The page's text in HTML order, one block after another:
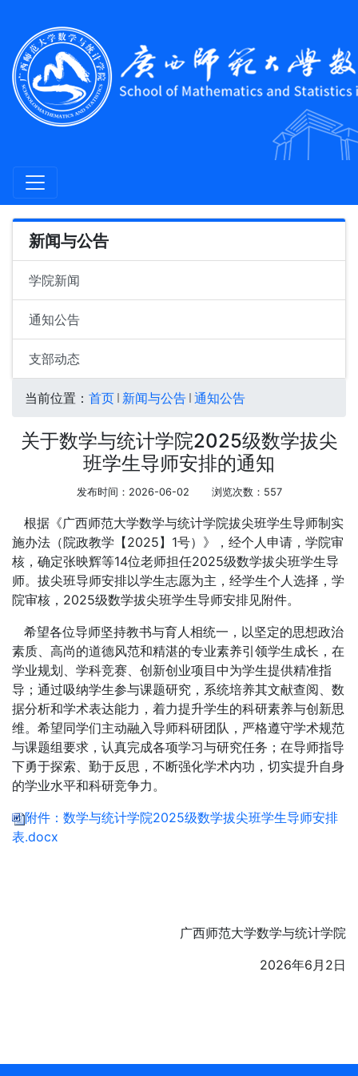
新闻与公告
学院新闻
通知公告
支部动态
当前位置： 首页 新闻与公告 通知公告
关于数学与统计学院2025级数学拔尖
班学生导师安排的通知
发布时间：2026-06-02 浏览次数： 557
根据《广西师范大学数学与统计学院拔尖班学生导师制实
施办法（院政教学【2025】1号）》，经个人申请，学院审
核，确定张映辉等14位老师担任2025级数学拔尖班学生导
师。拔尖班导师安排以学生志愿为主，经学生个人选择，学
院审核，2025级数学拔尖班学生导师安排见附件。
希望各位导师坚持教书与育人相统一，以坚定的思想政治
素质、高尚的道德风范和精湛的专业素养引领学生成长，在
学业规划、学科竞赛、创新创业项目中为学生提供精准指
导；通过吸纳学生参与课题研究，系统培养其文献查阅、数
据分析和学术表达能力，着力提升学生的科研素养与创新思
维。希望同学们主动融入导师科研团队，严格遵守学术规范
与课题组要求，认真完成各项学习与研究任务；在导师指导
下勇于探索、勤于反思，不断强化学术内功，切实提升自身
的学业水平和科研竞争力。
附件：数学与统计学院2025级数学拔尖班学生导师安排
表.docx
广西师范大学数学与统计学院
2026年6月2日